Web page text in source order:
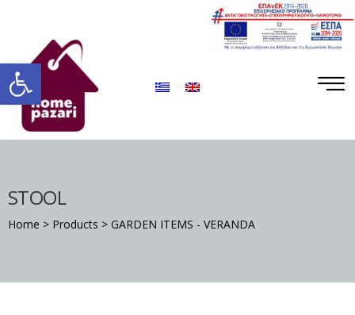
Open toolbar
STOOL
Home > Products > GARDEN ITEMS - VERANDA